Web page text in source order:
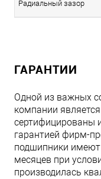
Радиальный зазор
ГАРАНТИИ
Одной из важных
компании
сертифицированы
гарантией фирм-
подшипники имеют
месяцев при
производилась